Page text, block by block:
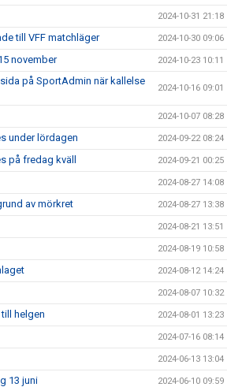
2024-10-31 21:18
till VFF matchläger 2024-10-30 09:06
november 2024-10-23 10:11
på SportAdmin när kallelse
2024-10-16 09:01
2024-10-07 08:28
under lördagen 2024-09-22 08:24
på fredag kväll 2024-09-21 00:25
2024-08-27 14:08
av mörkret 2024-08-27 13:38
2024-08-21 13:51
2024-08-19 10:58
2024-08-12 14:24
2024-08-07 10:32
till helgen 2024-08-01 13:23
2024-07-16 08:14
2024-06-13 13:04
13 juni 2024-06-10 09:59